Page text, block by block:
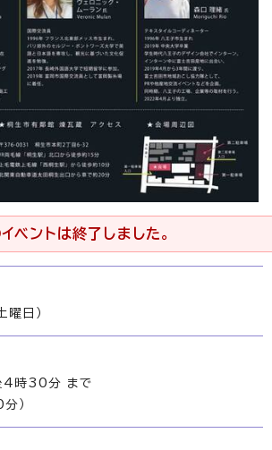
ベントは終了しました。
日）
4時30分 まで
）